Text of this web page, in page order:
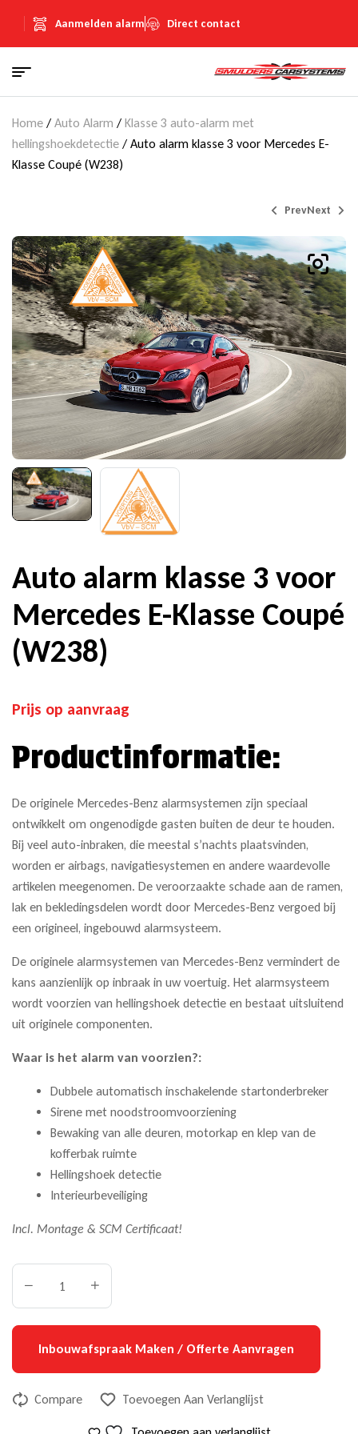
Aanmelden alarm Direct contact
Home / Auto Alarm / Klasse 3 auto-alarm met
hellingshoekdetectie / Auto alarm klasse 3 voor Mercedes E-
Klasse Coupé (W238)
Prev
€815,00
(Inclusief€141,45
BTW)
Next
Prijs op aanvraag
Auto alarm klasse 3 voor
Mercedes E-Klasse Coupé
(W238)
Prijs op aanvraag
Productinformatie:
De originele Mercedes-Benz alarmsystemen zijn speciaal
ontwikkelt om ongenodigde gasten buiten de deur te houden.
Bij veel auto-inbraken, die meestal s’nachts plaatsvinden,
worden er airbags, navigatiesystemen en andere waardevolle
artikelen meegenomen. De veroorzaakte schade aan de ramen,
lak en bekledingsdelen wordt door Mercedes-Benz vergoed bij
een origineel, ingebouwd alarmsysteem.
De originele alarmsystemen van Mercedes-Benz vermindert de
kans aanzienlijk op inbraak in uw voertuig. Het alarmsysteem
wordt voorzien van hellingshoek detectie en bestaat uitsluitend
uit originele componenten.
Waar is het alarm van voorzien?:
Dubbele automatisch inschakelende startonderbreker
Sirene met noodstroomvoorziening
Bewaking van alle deuren, motorkap en klep van de
kofferbak ruimte
Hellingshoek detectie
Interieurbeveiliging
Incl. Montage & SCM Certificaat!
Inbouwafspraak Maken / Offerte Aanvragen
Compare Toevoegen Aan Verlanglijst